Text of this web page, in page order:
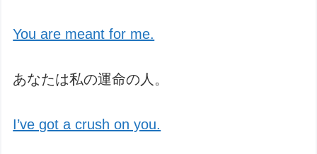
You are meant for me.
あなたは私の運命の人。
I’ve got a crush on you.